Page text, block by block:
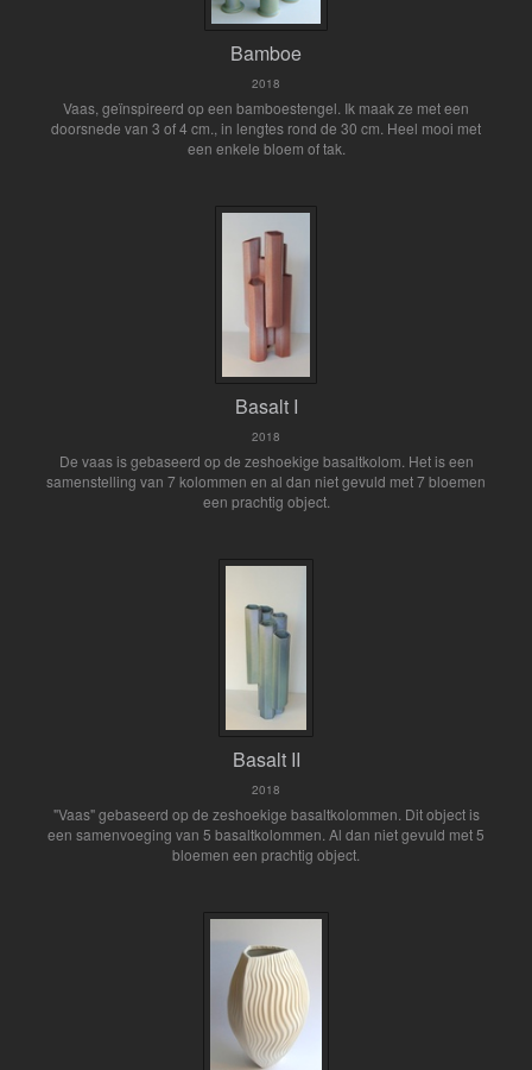
Bamboe
2018
Vaas, geïnspireerd op een bamboestengel. Ik maak ze met een
doorsnede van 3 of 4 cm., in lengtes rond de 30 cm. Heel mooi met
een enkele bloem of tak.
Basalt I
2018
De vaas is gebaseerd op de zeshoekige basaltkolom. Het is een
samenstelling van 7 kolommen en al dan niet gevuld met 7 bloemen
een prachtig object.
Basalt II
2018
"Vaas" gebaseerd op de zeshoekige basaltkolommen. Dit object is
een samenvoeging van 5 basaltkolommen. Al dan niet gevuld met 5
bloemen een prachtig object.